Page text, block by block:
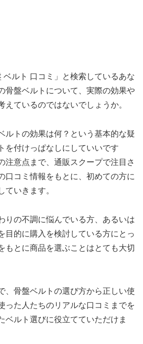
ベルト 口コミ」と検索しているあな
骨盤ベルトについて、実際の効果や
えているのではないでしょうか。
ルトの効果は何？という基本的な疑
を付けっぱなしにしていいです
注意点まで、通販スクープで注目さ
口コミ情報をもとに、初めての方に
ていきます。
りの不調に悩んでいる方、あるいは
目的に購入を検討している方にとっ
もとに商品を選ぶことはとても大切
、骨盤ベルトの選び方から正しい使
った人たちのリアルな口コミまでを
ベルト選びに役立てていただけま